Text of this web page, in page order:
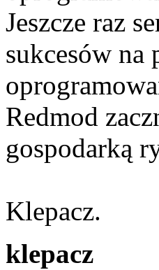
Jeszcze raz
sukcesów na
Redmod
gospodarką
Klepacz.
klepacz